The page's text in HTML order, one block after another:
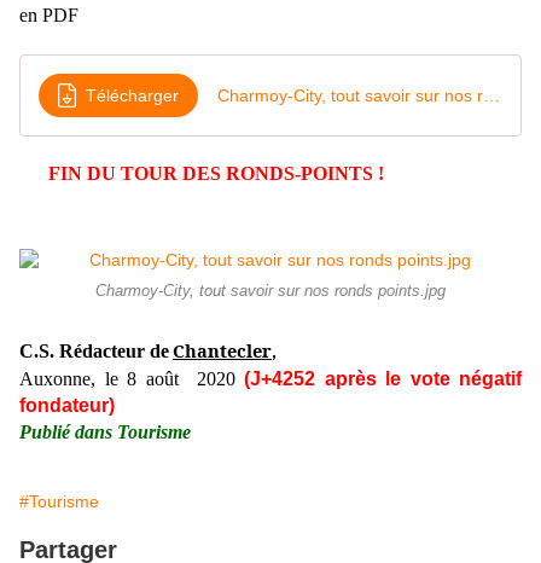
en PDF
Télécharger
FIN DU TOUR DES RONDS-POINTS !
Charmoy-City, tout savoir sur nos ronds points.jpg
C.S. Rédacteur deChantecler,
Auxonne, le 8 août 2020 (J+4252 après le vote négatif
fondateur)
Publié dans Tourisme
#Tourisme
Partager